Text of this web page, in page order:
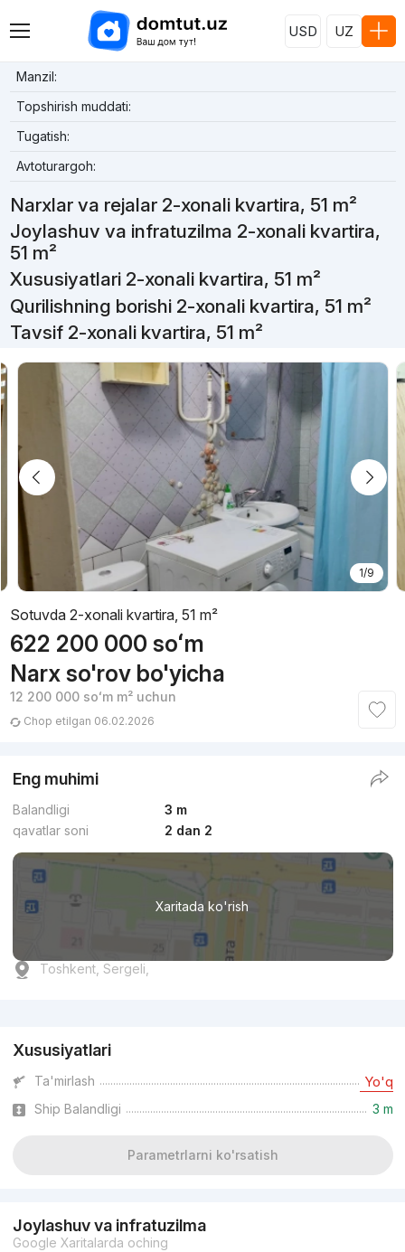
USD UZ
Manzil:
Topshirish muddati:
Tugatish:
Avtoturargoh:
Narxlar va rejalar 2-xonali kvartira, 51 m²
Joylashuv va infratuzilma 2-xonali kvartira,
51 m²
Xususiyatlari 2-xonali kvartira, 51 m²
Qurilishning borishi 2-xonali kvartira, 51 m²
Tavsif 2-xonali kvartira, 51 m²
1/9
Sotuvda 2-xonali kvartira, 51 m²
622 200 000 soʻm
Narx so'rov bo'yicha
12 200 000 soʻmm² uchun
Chop etilgan 06.02.2026
Eng muhimi
Balandligi
3 m
qavatlar soni
2 dan 2
Xaritada ko'rish
Toshkent, Sergeli,
Xususiyatlari
Ta'mirlash Yo'q
Ship Balandligi 3 m
Parametrlarni ko'rsatish
Joylashuv va infratuzilma
Google Xaritalarda oching